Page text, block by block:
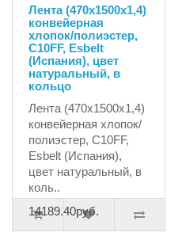
Лента (470х1500х1,4)
конвейерная
хлопок/полиэстер,
C10FF, Esbelt
(Испания), цвет
натуральный, в
кольцо
Лента (470х1500х1,4)
конвейерная хлопок/
полиэстер, C10FF,
Esbelt (Испания),
цвет натуральный, в
коль..
14189.40руб.